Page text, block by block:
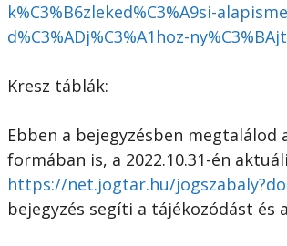
k%C3%B6zleked%C3%A9si-
d%C3%ADj%C3%A1hoz-
Kresz táblák:
Ebben a bejegyzésben
formában is, a 2022.10.31-én
https://net.jogtar.hu/
bejegyzés segíti a tájékozódást